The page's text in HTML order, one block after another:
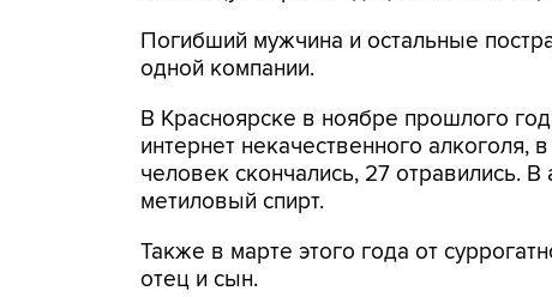
Погибший мужчина и остальные
одной компании.
В Красноярске в ноябре прошлого
интернет некачественного алкоголя,
человек скончались, 27 отравились.
метиловый спирт.
Также в марте этого года от
отец и сын.